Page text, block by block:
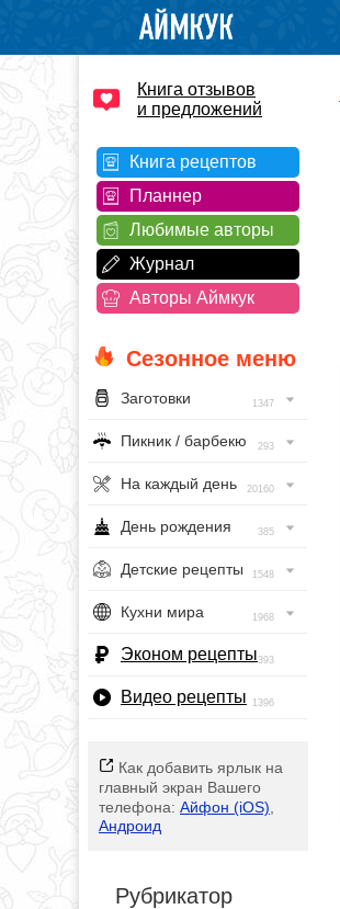
Книга отзывов
и предложений
Книга рецептов
Планнер
Любимые авторы
Журнал
Авторы Аймкук
Сезонное меню
Заготовки 1347
Пикник / барбекю 293
На каждый день 20160
День рождения 385
Детские рецепты 1548
Кухни мира 1968
Эконом рецепты393
Видео рецепты 1396
Как добавить ярлык на
главный экран Вашего
телефона: Айфон (iOS)
Андроид
Рубрикатор